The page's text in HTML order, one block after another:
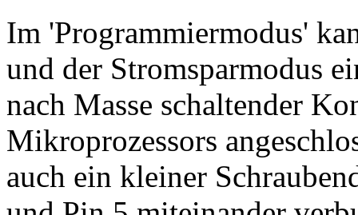
Im 'Programmiermodus'
und der Stromsparmodus
nach Masse schaltender
Mikroprozessors
auch ein kleiner